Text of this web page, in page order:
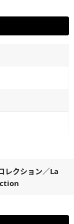
レクション／La